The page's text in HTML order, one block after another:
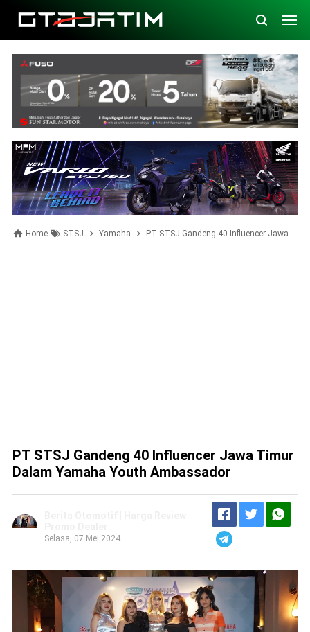
Home STSJ Yamaha PT STSJ Gandeng 40 Influencer Jawa Timur dalam Yamaha Youth Ambassador
PT STSJ Gandeng 40 Influencer Jawa Timur
Dalam Yamaha Youth Ambassador
Selasa, 07 Mei 2024